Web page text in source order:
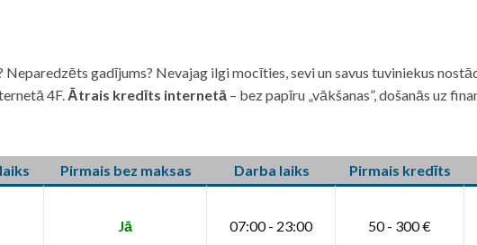
Neparedzēts gadījums? Nevajag ilgi mocīties, sevi un savus tuviniekus
4F. Ātrais kredīts internetā – bez papīru „vākšanas”, došanās uz
Pirmais bez maksas Darba laiks Pirmais kredīts
Jā 07:00 - 23:00 50 - 300 €